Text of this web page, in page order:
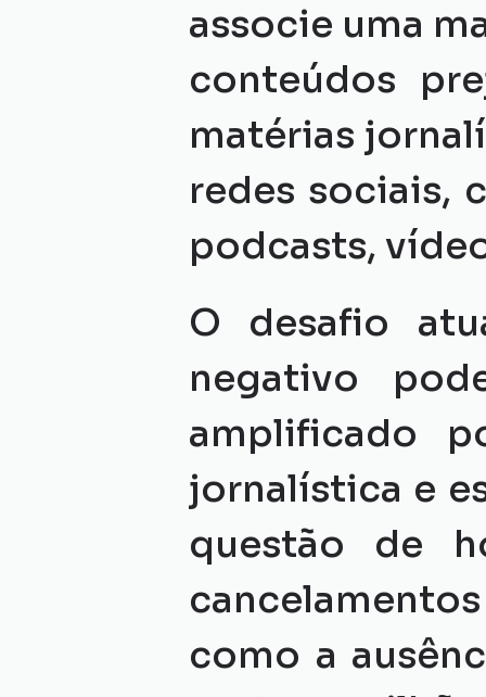
associe uma
conteúdos
matérias
redes sociais,
podcasts,
O desafio
negativo
amplificado
jornalística e
questão de
como a